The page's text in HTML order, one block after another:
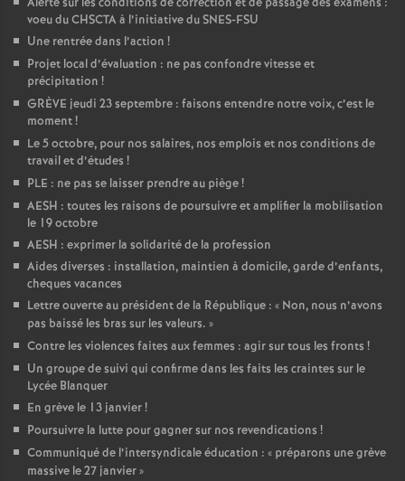
voeu du CHSCTA à l’initiative du SNES-FSU
Une rentrée dans l’action !
Projet local d’évaluation : ne pas confondre vitesse et
précipitation !
GRÈVE jeudi 23 septembre : faisons entendre notre voix, c’est le
moment!
Le 5 octobre, pour nos salaires, nos emplois et nos conditions de
travail et d’études !
PLE : ne pas se laisser prendre au piège!
AESH : toutes les raisons de poursuivre et amplifier la mobilisation
le 19 octobre
AESH : exprimer la solidarité de la profession
Aides diverses : installation, maintien à domicile, garde d’enfants,
cheques vacances
Lettre ouverte au président de la République : « Non, nous n’avons
pas baissé les bras sur les valeurs. »
Contre les violences faites aux femmes : agir sur tous les fronts !
Un groupe de suivi qui confirme dans les faits les craintes sur le
Lycée Blanquer
En grève le 13 janvier!
Poursuivre la lutte pour gagner sur nos revendications !
Communiqué de l’intersyndicale éducation : « préparons une grève
massive le 27 janvier»